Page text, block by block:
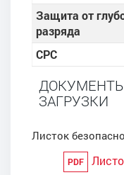
Защита от
разряда
CPC
ЗАГРУЗКИ
Листок
PDF